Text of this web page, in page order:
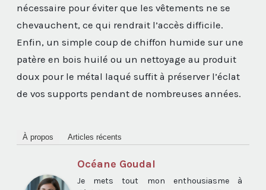
nécessaire pour éviter que les vêtements ne se
chevauchent, ce qui rendrait l’accès difficile.
Enfin, un simple coup de chiffon humide sur une
patère en bois huilé ou un nettoyage au produit
doux pour le métal laqué suffit à préserver l’éclat
de vos supports pendant de nombreuses années.
À propos Articles récents
Océane Goudal
Je mets tout mon enthousiasme à